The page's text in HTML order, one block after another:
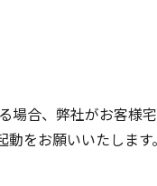
合、弊社がお客様
をお願いいたします。